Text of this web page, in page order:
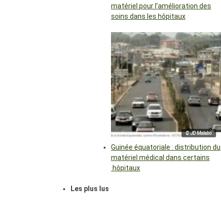
matériel pour l’amélioration des
soins dans les hôpitaux
© JD Malabo
Guinée équatoriale : distribution du
matériel médical dans certains
hôpitaux
Les plus lus